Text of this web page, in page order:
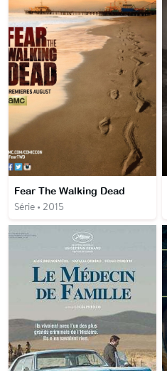
Fear The Walking Dead
Série • 2015